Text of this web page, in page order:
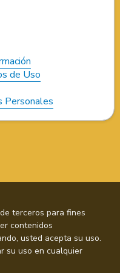
de Uso
Personales
terceros para fines
contenidos
usted acepta su uso.
su uso en cualquier